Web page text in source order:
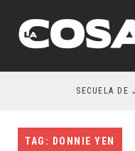
SECUELA DE
TAG: DONNIE YEN